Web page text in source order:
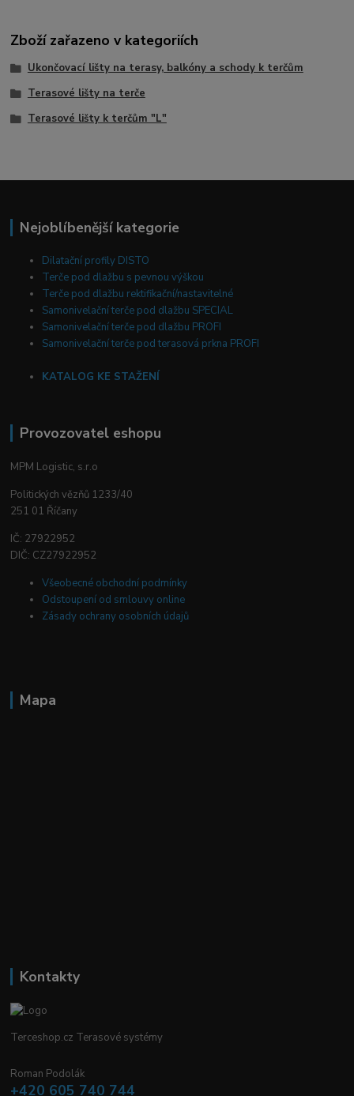
Zboží zařazeno v kategoriích
Ukončovací lišty na terasy, balkóny a schody k terčům
Terasové lišty na terče
Terasové lišty k terčům "L"
Nejoblíbenější kategorie
Dilatační profily DISTO
Terče pod dlažbu s pevnou výškou
Terče pod dlažbu rektifikační/nastavitelné
Samonivelační terče pod dlažbu SPECIAL
Samonivelační terče pod dlažbu PROFI
Samonivelační terče pod terasová prkna PROFI
KATALOG KE STAŽENÍ
Provozovatel eshopu
MPM Logistic, s.r.o
Politických vězňů 1233/40
251 01 Říčany
IČ: 27922952
DIČ: CZ27922952
Všeobecné obchodní podmínky
Odstoupení od smlouvy online
Zásady ochrany osobních údajů
Mapa
Kontakty
Terceshop.cz Terasové systémy
Roman Podolák
+420 605 740 744